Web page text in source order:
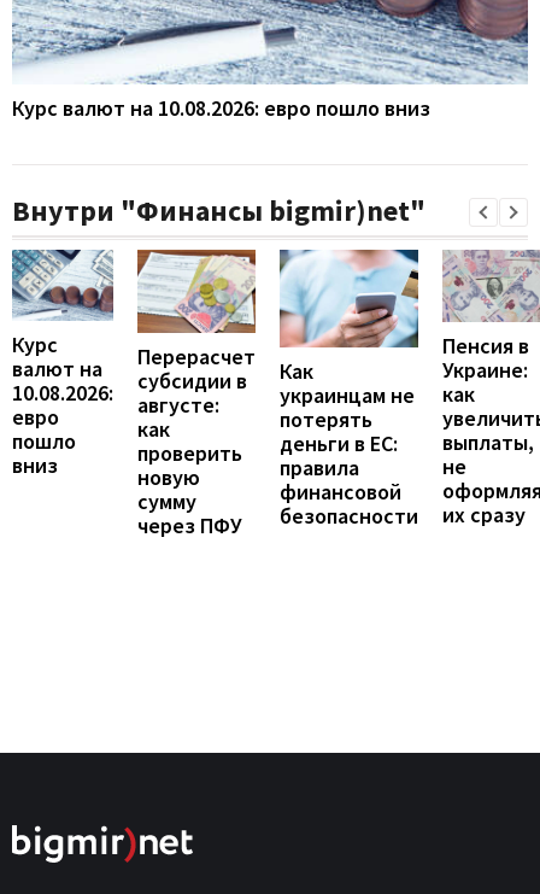
Курс валют на 10.08.2026: евро пошло вниз
Внутри "Финансы bigmir)net"
Курс
валют на
10.08.2026:
евро
пошло
вниз
Перерасчет
субсидии в
августе:
как
проверить
новую
сумму
через ПФУ
Как
украинцам не
потерять
деньги в ЕС:
правила
финансовой
безопасности
Пенсия в
Украине:
как
выплаты,
не
их сразу